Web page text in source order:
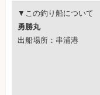
▼この釣り船について
勇勝丸
出船場所：串浦港